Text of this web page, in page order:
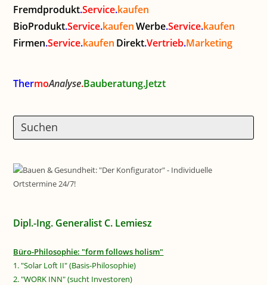
Fremdprodukt.Service.kaufen
BioProdukt.Service.kaufen Werbe.Service.kaufen
Firmen.Service.kaufen Direkt.Vertrieb.Marketing
ThermoAnalyse.Bauberatung.Jetzt
Dipl.-Ing. Generalist C. Lemiesz
Büro-Philosophie: "form follows holism"
1. "Solar Loft II" (Basis-Philosophie)
2. "WORK INN" (sucht Investoren)